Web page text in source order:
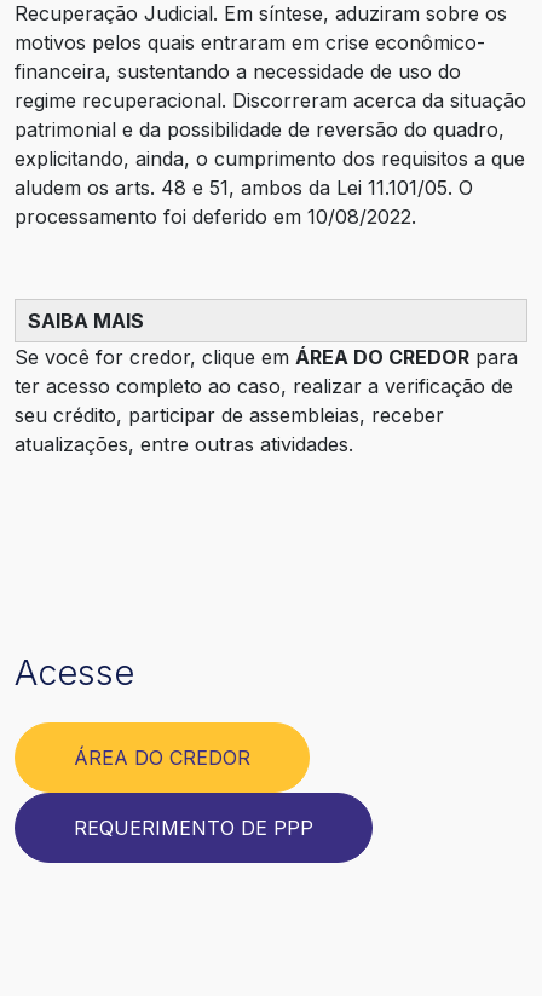
19 TERMO DE COMPROMISSO
20 RELATÓRIO MENSAL
21
DECISÃO DE CONCESSÃO DA
RECUPERAÇÃO JUDICIAL
22
RELATÓRIO MENSAL
24 RELATÓRIO MENSAL
25 RELATÓRIO MENSAL
29
30 RELATÓRIO MENSAL
31
RELATÓRIO DE COMPRIMENTO DO
PLANO DE RECUPERAÇÃO
32
Recuperação Judicial. Em síntese, aduziram sobre os
motivos pelos quais entraram em crise econômico-
financeira, sustentando a necessidade de uso do
regime recuperacional. Discorreram acerca da situação
patrimonial e da possibilidade de reversão do quadro,
explicitando, ainda, o cumprimento dos requisitos a que
aludem os arts. 48 e 51, ambos da Lei 11.101/05. O
processamento foi deferido em 10/08/2022.
SAIBA MAIS
Se você for credor, clique em ÁREA DO CREDOR para
ter acesso completo ao caso, realizar a verificação de
seu crédito, participar de assembleias, receber
atualizações, entre outras atividades.
Acesse
ÁREA DO CREDOR
REQUERIMENTO DE PPP